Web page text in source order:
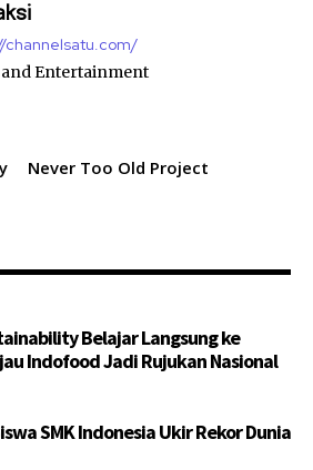
channelsatu.com/
and Entertainment
Never Too Old Project
Belajar Langsung ke
Indofood Jadi Rujukan Nasional
SMK Indonesia Ukir Rekor Dunia